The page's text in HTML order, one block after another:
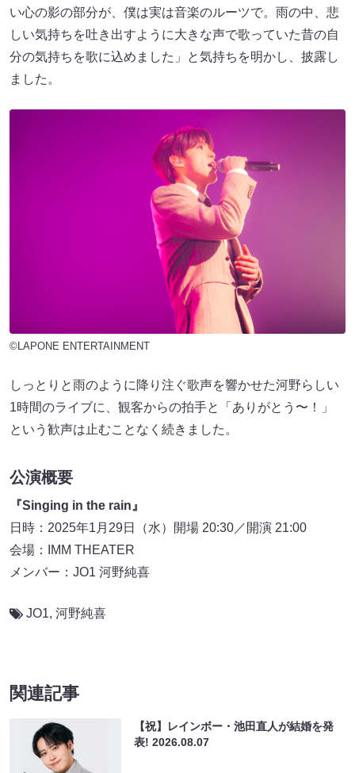
い心の影の部分が、僕は実は音楽のルーツで。雨の中、悲
しい気持ちを吐き出すように大きな声で歌っていた昔の自
分の気持ちを歌に込めました」と気持ちを明かし、披露し
ました。
©LAPONE ENTERTAINMENT
しっとりと雨のように降り注ぐ歌声を響かせた河野らしい
1時間のライブに、観客からの拍手と「ありがとう〜！」
という歓声は止むことなく続きました。
公演概要
『Singing in the rain』
日時：2025年1月29日（水）開場 20:30／開演 21:00
会場：IMM THEATER
メンバー：JO1 河野純喜
JO1, 河野純喜
関連記事
【祝】レインボー・池田直人が結婚を発
表!2026.08.07